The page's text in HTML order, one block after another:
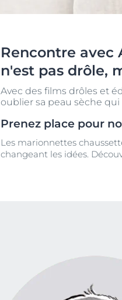
Peau irritée
Peau sujette
Cheveux et
NOUVEAU
Rencontre avec
n'est pas drôle,
Avec des films drôles et
oublier sa peau sèche
Prenez place pour
Les marionnettes
changeant les idées.